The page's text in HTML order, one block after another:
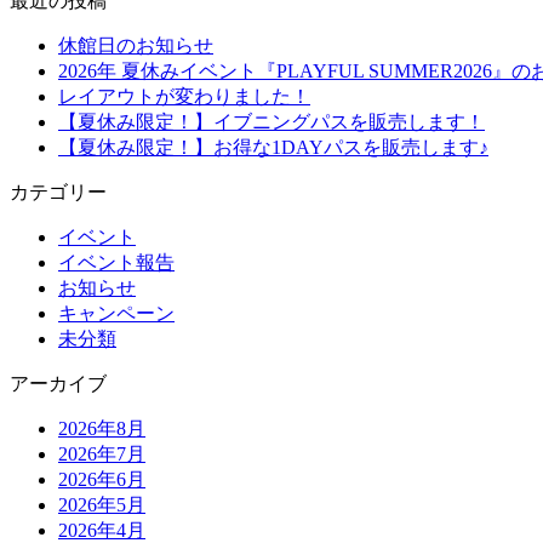
休館日のお知らせ
2026年 夏休みイベント『PLAYFUL SUMMER2026』の
レイアウトが変わりました！
【夏休み限定！】イブニングパスを販売します！
【夏休み限定！】お得な1DAYパスを販売します♪
カテゴリー
イベント
イベント報告
お知らせ
キャンペーン
未分類
アーカイブ
2026年8月
2026年7月
2026年6月
2026年5月
2026年4月